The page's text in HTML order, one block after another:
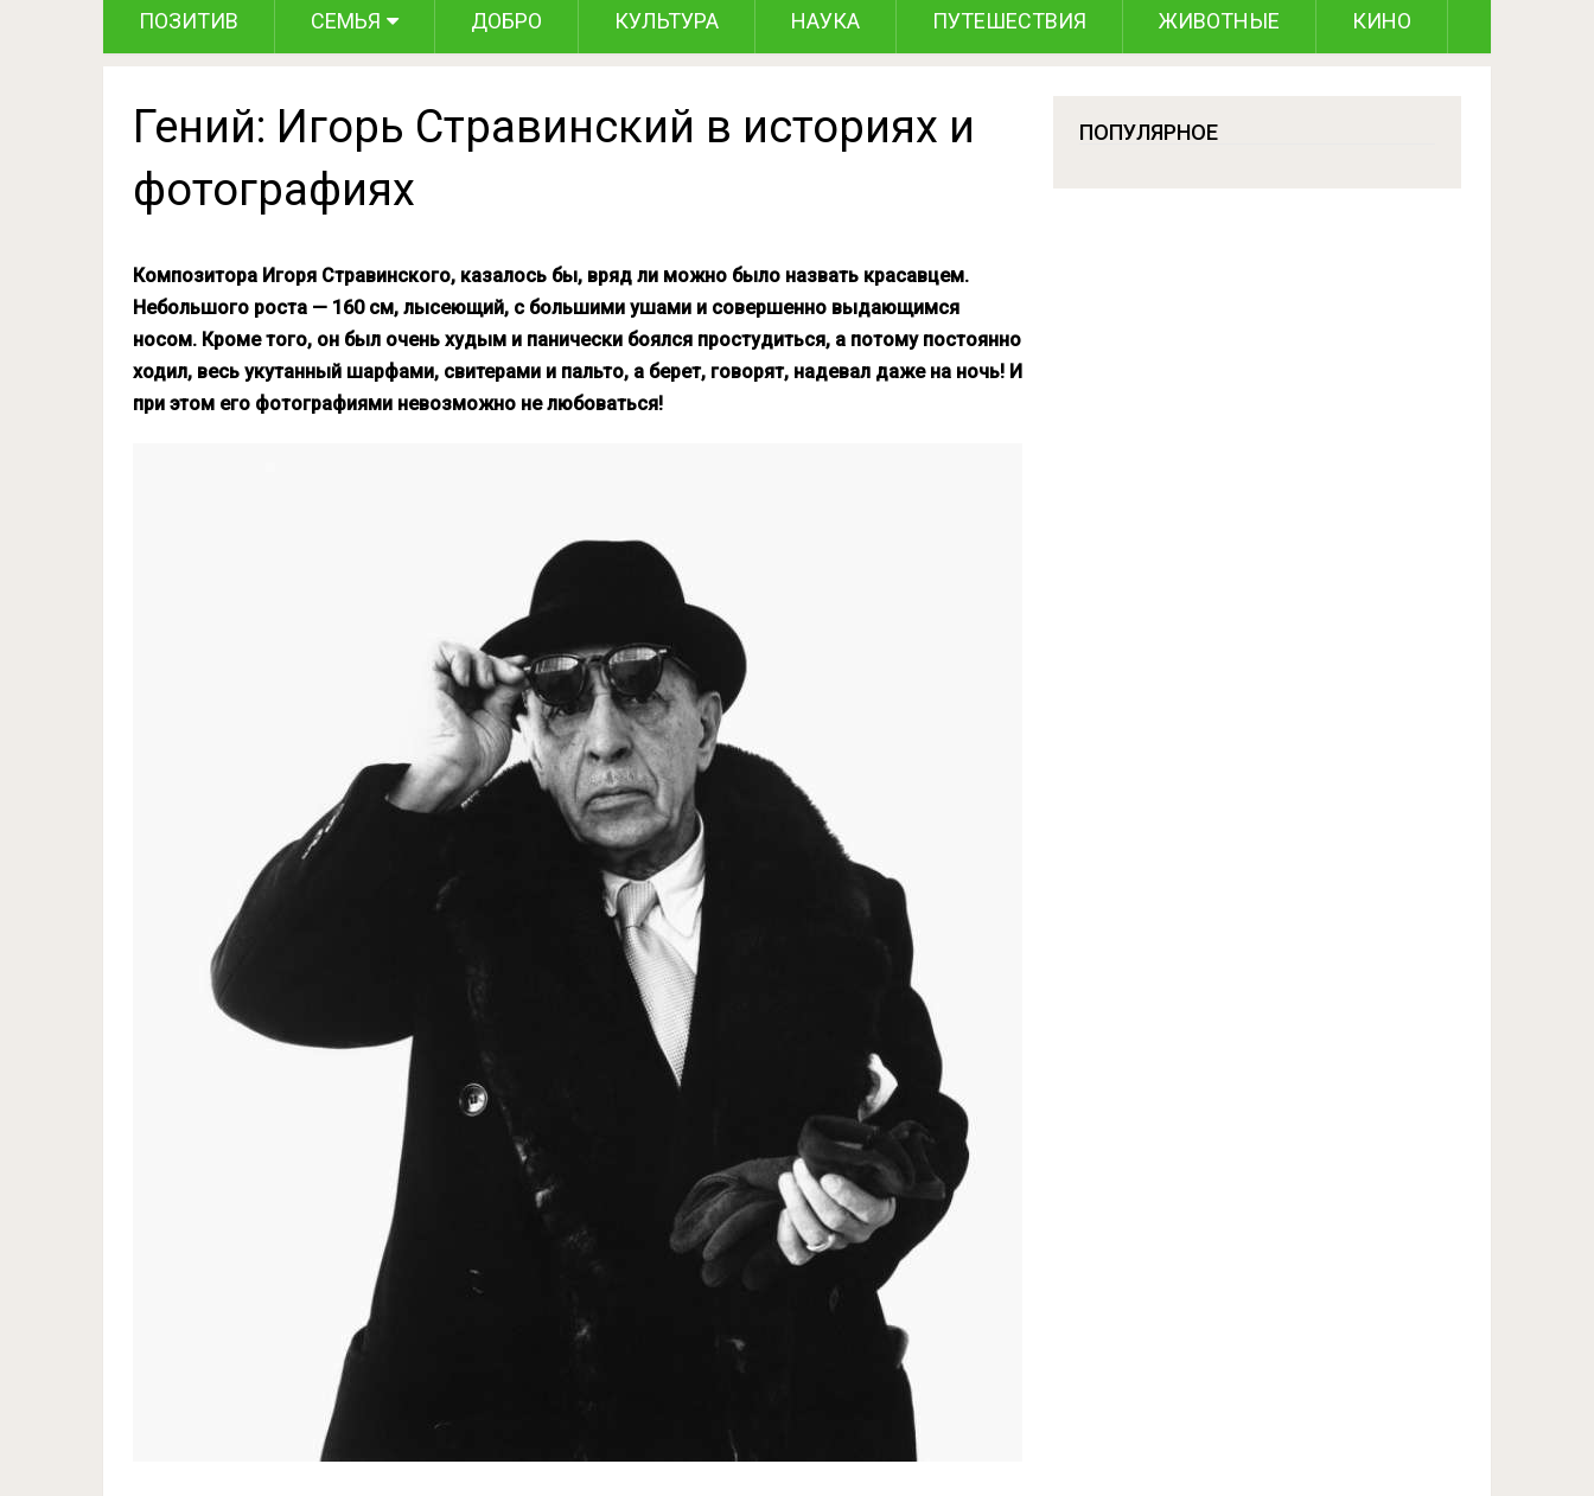
ПОЗИТИВ СЕМЬЯ ДОБРО КУЛЬТУРА НАУКА ПУТЕШЕСТВИЯ ЖИВОТНЫЕ КИНО
Гений: Игорь Стравинский в историях и
фотографиях
Композитора Игоря Стравинского, казалось бы, вряд ли можно было назвать красавцем.
Небольшого роста — 160 см, лысеющий, с большими ушами и совершенно выдающимся
носом. Кроме того, он был очень худым и панически боялся простудиться, а потому постоянно
ходил, весь укутанный шарфами, свитерами и пальто, а берет, говорят, надевал даже на ночь! И
при этом его фотографиями невозможно не любоваться!
ПОПУЛЯРНОЕ